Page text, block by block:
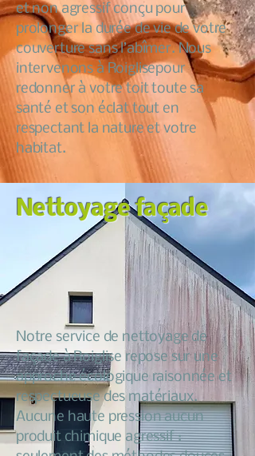
et non agressif conçu pour
prolonger la durée de vie de votre
couverture sans l’abîmer. Nous
intervenons à Roiglisepour
redonner à votre toit toute sa
santé et son éclat tout en
respectant la nature et votre
habitat.
Nettoyage façade
Notre service de nettoyage de
façade à Roiglise repose sur une
approche écologique raisonnée et
respectueuse des matériaux.
Aucune haute pression aucun
produit chimique agressif :